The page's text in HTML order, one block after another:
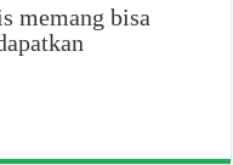
memang bisa